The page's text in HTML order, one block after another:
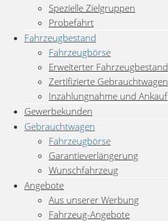
Spezielle Zielgruppen
Probefahrt
Fahrzeugbestand
Fahrzeugbörse
Erweiterter Fahrzeugbestand
Zertifizierte Gebrauchtwagen
Inzahlungnahme und Ankauf
Gewerbekunden
Gebrauchtwagen
Fahrzeugbörse
Garantieverlängerung
Wunschfahrzeug
Angebote
Aus unserer Werbung
Fahrzeug-Angebote